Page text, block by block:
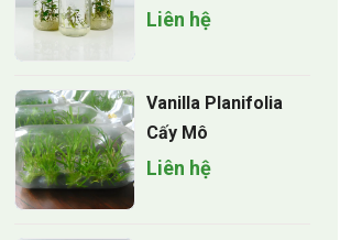
Liên hệ
Vanilla Planifolia
Cấy Mô
Liên hệ